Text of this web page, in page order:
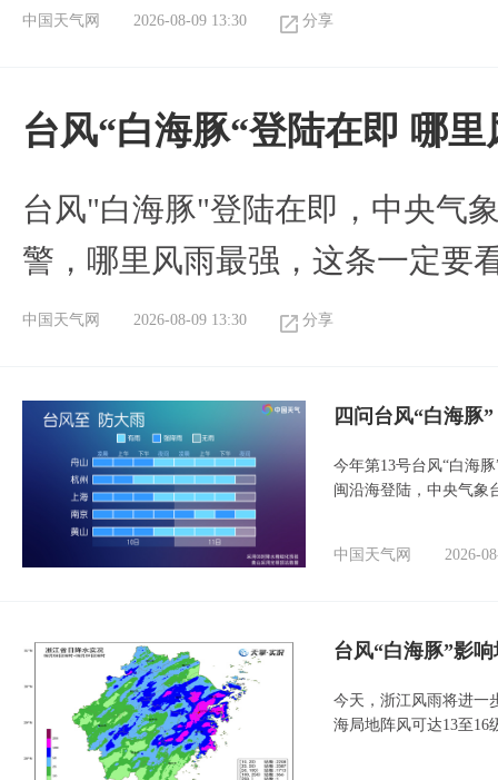
中国天气网 2026-08-09 13:30 分享
台风“白海豚“登陆在即 哪
台风"白海豚"登陆在即，中央气
警，哪里风雨最强，这条一定要
中国天气网 2026-08-09 13:30 分享
四问台风“白海豚
今年第13号台风“白海
闽沿海登陆，中央气象
中国天气网 2026-
台风“白海豚”影
今天，浙江风雨将进一
海局地阵风可达13至16